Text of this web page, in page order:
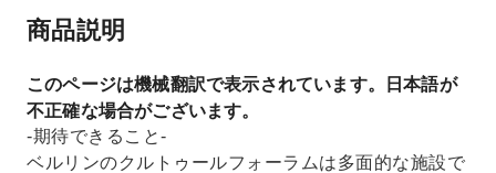
商品説明
このページは機械翻訳で表示されています。日本語が
不正確な場合がございます。
-期待できること-
ベルリンのクルトゥールフォーラムは多面的な施設で